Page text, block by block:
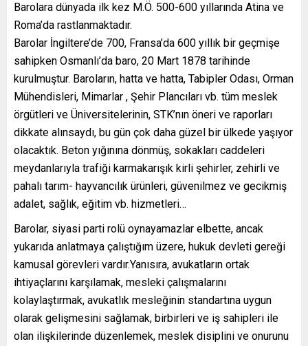
Barolara dünyada ilk kez M.Ö. 500-600 yıllarında Atina ve
Roma’da rastlanmaktadır.
Barolar İngiltere’de 700, Fransa’da 600 yıllık bir geçmişe
sahipken Osmanlı’da baro, 20 Mart 1878 tarihinde
kurulmuştur. Baroların, hatta ve hatta, Tabipler Odası, Orman
Mühendisleri, Mimarlar , Şehir Plancıları vb. tüm meslek
örgütleri ve Üniversitelerinin, STK’nın öneri ve raporları
dikkate alınsaydı, bu gün çok daha güzel bir ülkede yaşıyor
olacaktık. Beton yığınına dönmüş, sokakları caddeleri
meydanlarıyla trafiği karmakarışık kirli şehirler, zehirli ve
pahalı tarım- hayvancılık ürünleri, güvenilmez ve gecikmiş
adalet, sağlık, eğitim vb. hizmetleri…
Barolar, siyasi parti rolü oynayamazlar elbette, ancak
yukarıda anlatmaya çalıştığım üzere, hukuk devleti gereği
kamusal görevleri vardır.Yanısıra, avukatların ortak
ihtiyaçlarını karşılamak, mesleki çalışmalarını
kolaylaştırmak, avukatlık mesleğinin standartına uygun
olarak gelişmesini sağlamak, birbirleri ve iş sahipleri ile
olan ilişkilerinde düzenlemek, meslek disiplini ve onurunu